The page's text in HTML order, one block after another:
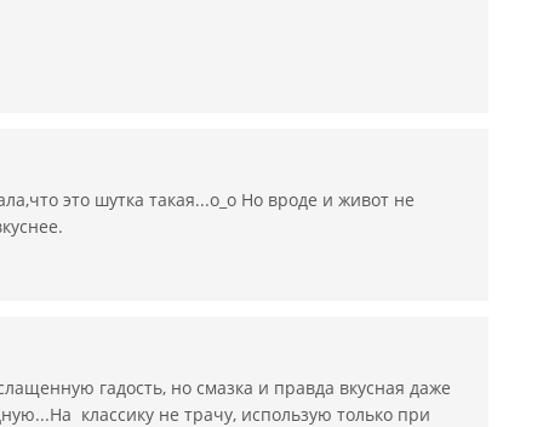
это шутка такая...о_о Но вроде и живот не
гадость, но смазка и правда вкусная даже
классику не трачу, использую только при